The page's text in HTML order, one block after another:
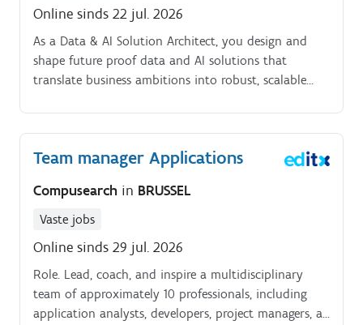
Online sinds 22 jul. 2026
As a Data & AI Solution Architect, you design and
shape future proof data and AI solutions that
translate business ambitions into robust, scalable
pragmatic delivery today while building the
architectural foundations for tomorrow.
Team manager Applications
Compusearch in BRUSSEL
Vaste jobs
Online sinds 29 jul. 2026
Role. Lead, coach, and inspire a multidisciplinary
team of approximately 10 professionals, including
application analysts, developers, project managers, as